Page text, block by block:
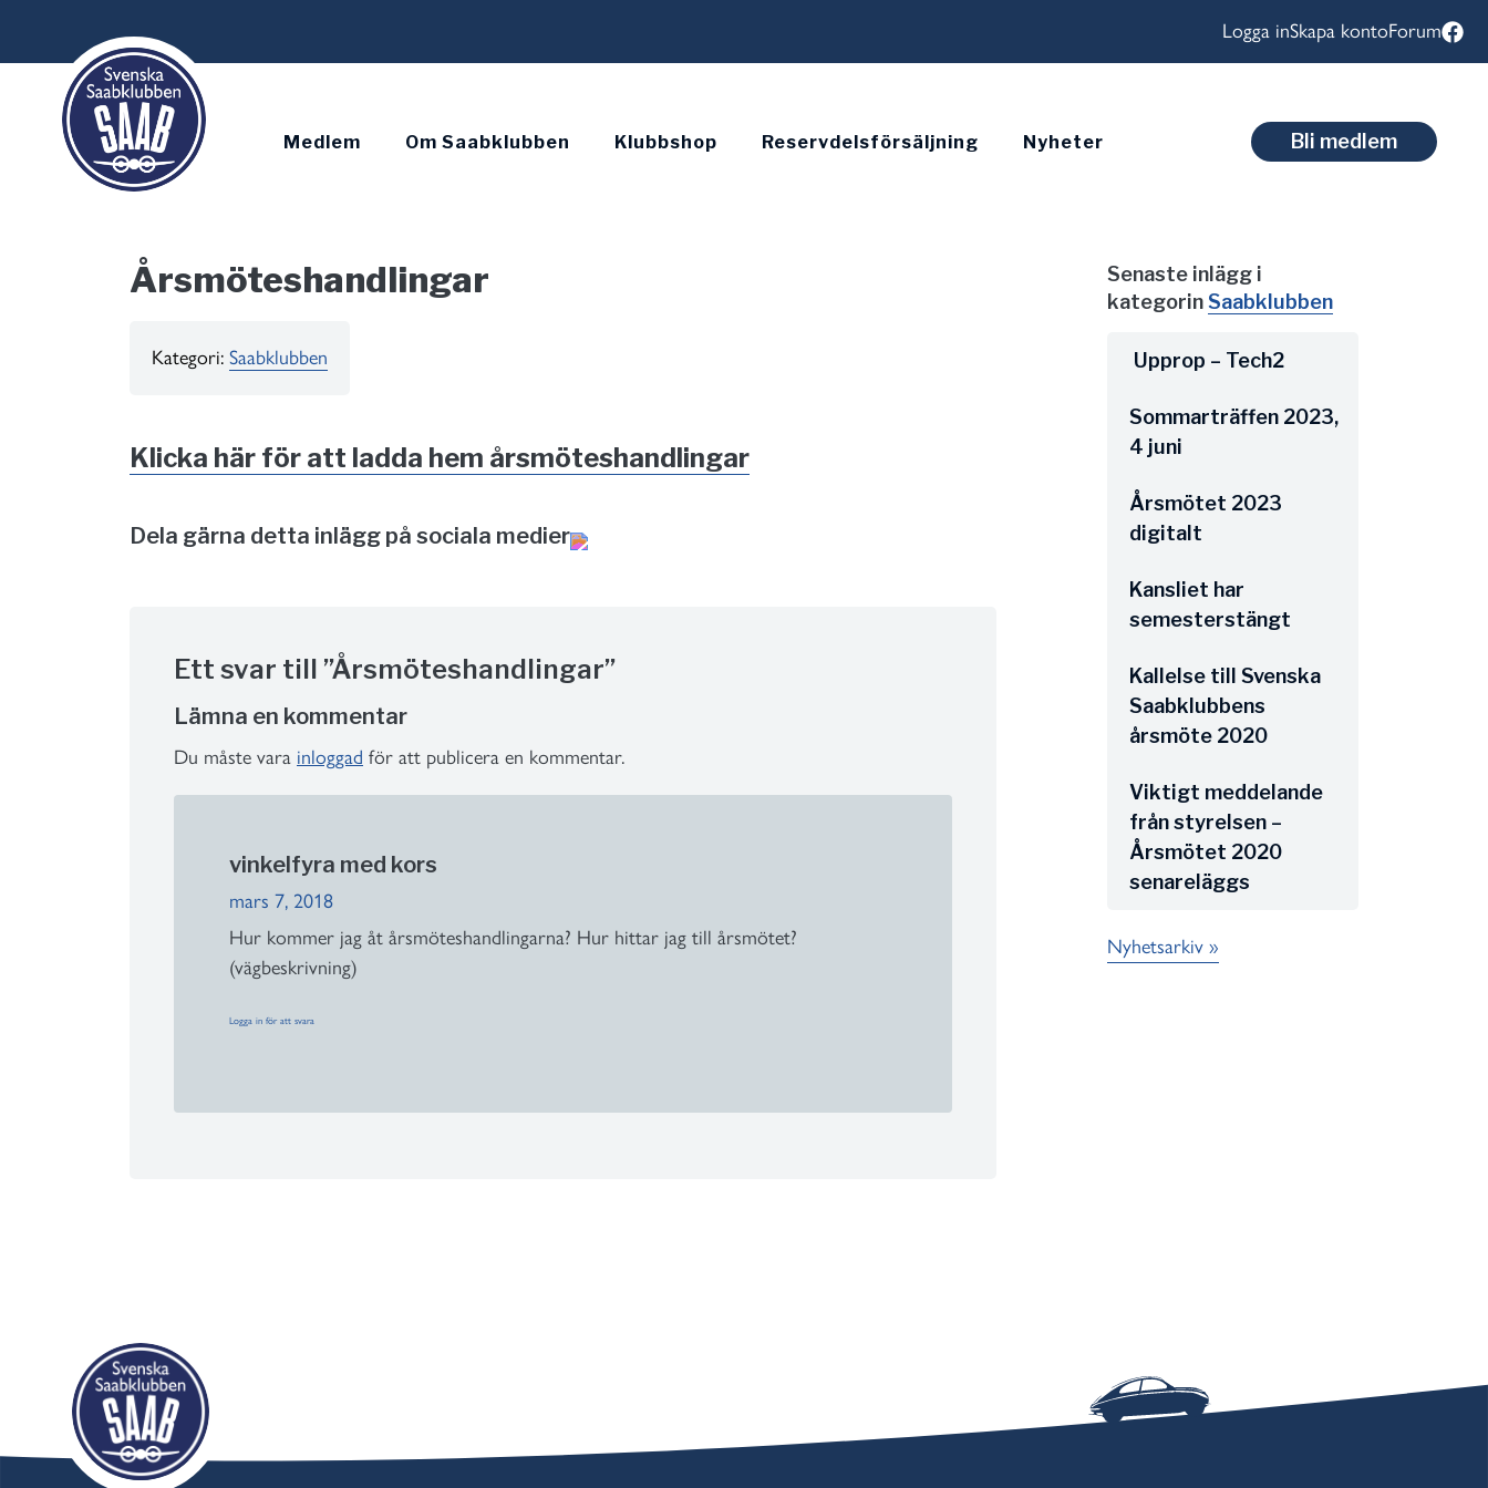
Logga inSkapa kontoForum
Medlem Om Saabklubben Klubbshop Reservdelsförsäljning Nyheter Bli medlem
Årsmöteshandlingar
Kategori: Saabklubben
Klicka här för att ladda hem årsmöteshandlingar
Dela gärna detta inlägg på sociala medier
Ett svar till ”Årsmöteshandlingar”
Lämna en kommentar
Du måste vara inloggad för att publicera en kommentar.
vinkelfyra med kors
mars 7, 2018
Hur kommer jag åt årsmöteshandlingarna? Hur hittar jag till årsmötet?
(vägbeskrivning)
Logga in för att svara
Senaste inlägg i
kategorinSaabklubben
Upprop – Tech2
Sommarträffen 2023,
4 juni
Årsmötet 2023
digitalt
Kansliet har
semesterstängt
Kallelse till Svenska
Saabklubbens
årsmöte 2020
Viktigt meddelande
från styrelsen –
Årsmötet 2020
senareläggs
Nyhetsarkiv »